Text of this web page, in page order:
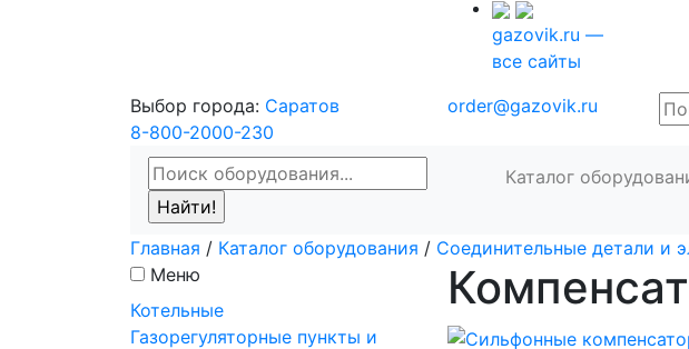
gazovik.ru —
все сайты
Выбор города: Саратов
8-800-2000-230
order@gazovik.ru
Каталог
Главная / Каталог оборудования / Соединительные детали и
Меню
Котельные
Газорегуляторные пункты и